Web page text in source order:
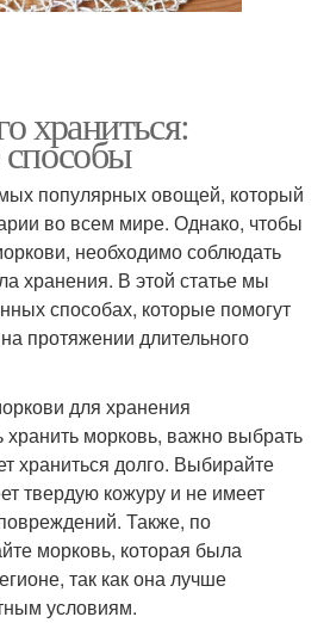
храниться:
популярных овощей, который
во всем мире. Однако, чтобы
необходимо соблюдать
хранения. В этой статье мы
способах, которые помогут
протяжении длительного
для хранения
хранить морковь, важно выбрать
храниться долго. Выбирайте
твердую кожуру и не имеет
Также, по
морковь, которая была
так как она лучше
условиям.